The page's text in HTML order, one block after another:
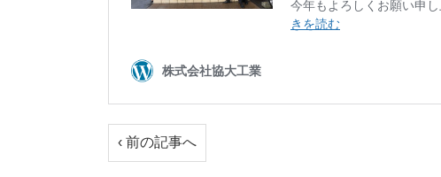
‹ 前の記事へ